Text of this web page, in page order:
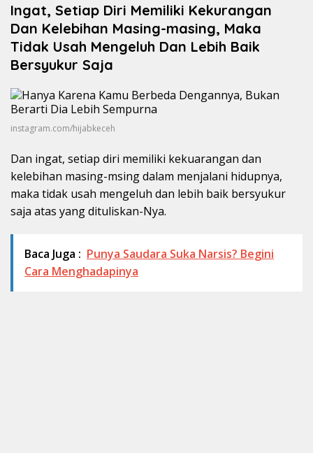
Ingat, Setiap Diri Memiliki Kekurangan
Dan Kelebihan Masing-masing, Maka
Tidak Usah Mengeluh Dan Lebih Baik
Bersyukur Saja
instagram.com/hijabkeceh
Dan ingat, setiap diri memiliki kekuarangan dan
kelebihan masing-msing dalam menjalani hidupnya,
maka tidak usah mengeluh dan lebih baik bersyukur
saja atas yang dituliskan-Nya.
Baca Juga : Punya Saudara Suka Narsis? Begini
Cara Menghadapinya